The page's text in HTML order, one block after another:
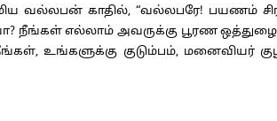
காதில், “வல்லபரே! பயணம் சிரமம்
எல்லாம் அவருக்கு பூரண ஒத்துழைப்புத்
உங்களுக்கு குடும்பம்,